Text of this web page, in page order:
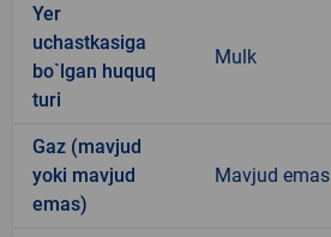
Yer
uchastkasiga
bo`lgan huquq
turi
Mulk
Gaz (mavjud
yoki mavjud
emas)
Mavjud emas